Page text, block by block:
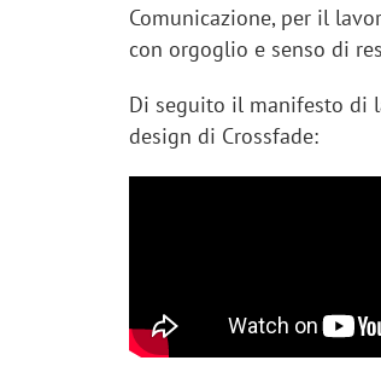
Comunicazione, per il
con orgoglio e senso di
Di seguito il manifesto di
design di Crossfade: